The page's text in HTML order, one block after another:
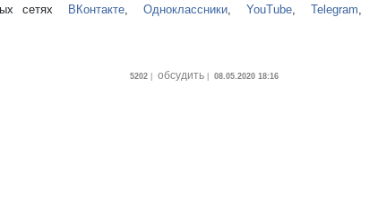
сетях ВКонтакте Одноклассники ,YouTube ,Telegram
5202| обсудить| 08.05.2020 18:16